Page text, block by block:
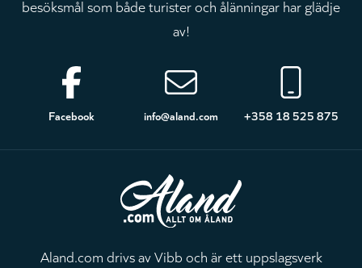
besöksmål som både turister och ålänningar har glädje
av!
Sidfot
Facebook info@aland.com +358 18 525 875
Aland.com drivs av Vibb och är ett uppslagsverk